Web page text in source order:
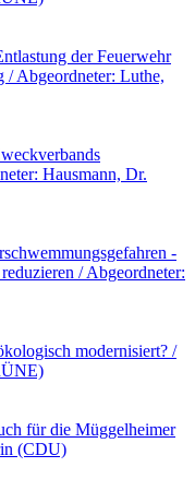
der Feuerwehr
/ Abgeordneter: Luthe,
Hausmann, Dr.
-
/ Abgeordneter:
modernisiert? /
für die Müggelheimer
(CDU)